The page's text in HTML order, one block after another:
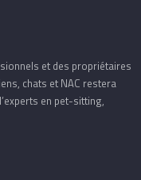
et des propriétaires
chats et NAC restera
en pet-sitting,